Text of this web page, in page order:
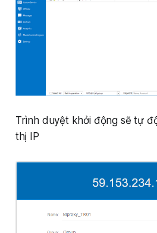
Trình duyệt khởi động sẽ tự
thị IP